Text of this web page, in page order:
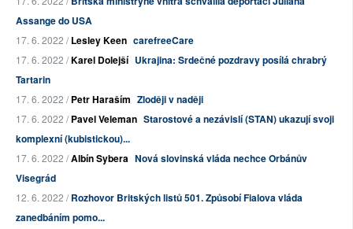
Assange do USA
17. 6. 2022 /Lesley Keen carefreeCare
17. 6. 2022 /Karel Dolejší Ukrajina: Srdečné pozdravy posílá chrabrý
Tartarin
17. 6. 2022 /Petr Haraším Zloději v naději
17. 6. 2022 /Pavel Veleman Starostové a nezávislí (STAN) ukazují svoji
komplexní (kubistickou)...
17. 6. 2022 /Albín Sybera Nová slovinská vláda nechce Orbánův
Visegrád
12. 6. 2022 /Rozhovor Britských listů 501. Způsobí Fialova vláda
zanedbáním pomo...